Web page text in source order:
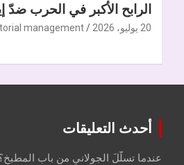
الرابح الأكبر في الحرب ضدّ
20 يوليو، 2026 management
أحدث التعليقات